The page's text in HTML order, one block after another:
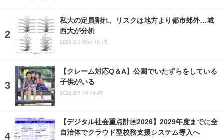
私大の定員割れ、リスクは地方より都市郊外…城
西大が分析
2026.6.8 Mon 18:15
【クレーム対応Q＆A】公園でいたずらをしている
子供がいる
2026.8.7 Fri 19:45
【デジタル社会重点計画2026】2029年度までに全
自治体でクラウド型校務支援システム導入へ